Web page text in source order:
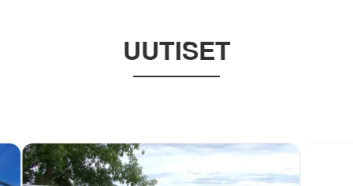
UUTISET